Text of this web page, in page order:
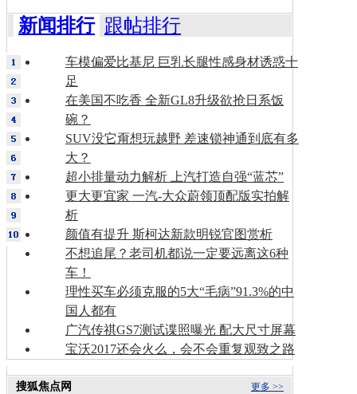
新闻排行 跟帖排行
车模偏爱比基尼 巨乳长腿性感身材诱惑十
足
在美国不吃香 全新GL8升级欲抢日系饭
碗？
SUV没它甭想玩越野 差速锁神通到底有多
大？
超小排量动力解析 上汽打造自强“蓝芯”
更大更宜家 一汽-大众蔚领顶配版实拍解
析
颜值有提升 斯柯达新款明锐官图赏析
不想追尾？老司机都说一定要远离这6种
车！
理性买车必须克服的5大“毛病”91.3%的中
国人都有
广汽传祺GS7测试谍照曝光 配大尺寸屏幕
宝沃2017还会火么，会不会重复观致之路
更多 >>
搜狐焦点网